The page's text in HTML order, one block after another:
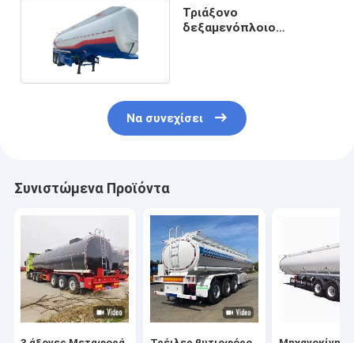
Τριάξονο
δεξαμενόπλοιο
Να συνεχίσει
Συνιστώμενα Προϊόντα